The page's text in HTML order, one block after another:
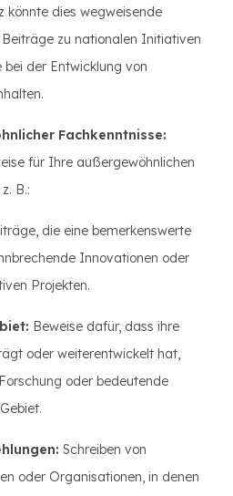
könnte dies wegweisende
zu nationalen Initiativen
bei der Entwicklung von
Fachkenntnisse:
für Ihre außergewöhnlichen
B.:
die eine bemerkenswerte
Innovationen oder
Projekten.
Beweise dafür, dass ihre
oder weiterentwickelt hat,
oder bedeutende
Schreiben von
oder Organisationen, in denen